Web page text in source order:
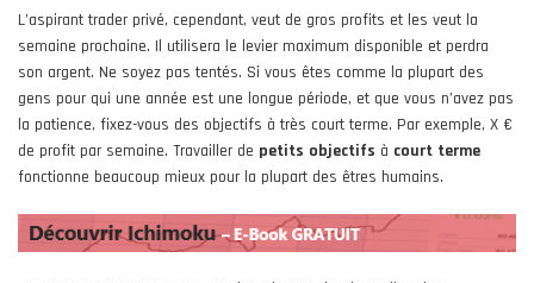
L’aspirant trader privé, cependant, veut de gros profits et les veut la
semaine prochaine. Il utilisera le levier maximum disponible et perdra
son argent. Ne soyez pas tentés. Si vous êtes comme la plupart des
gens pour qui une année est une longue période, et que vous n’avez pas
la patience, fixez-vous des objectifs à très court terme. Par exemple, X €
de profit par semaine. Travailler de petits objectifs à court terme
fonctionne beaucoup mieux pour la plupart des êtres humains.